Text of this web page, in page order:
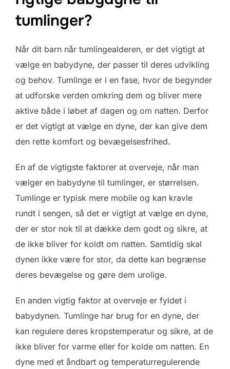
tumlinger?
Når dit barn når tumlingealderen, er det vigtigt at
vælge en babydyne, der passer til deres udvikling
og behov. Tumlinge er i en fase, hvor de begynder
at udforske verden omkring dem og bliver mere
aktive både i løbet af dagen og om natten. Derfor
er det vigtigt at vælge en dyne, der kan give dem
den rette komfort og bevægelsesfrihed.
En af de vigtigste faktorer at overveje, når man
vælger en babydyne til tumlinger, er størrelsen.
Tumlinge er typisk mere mobile og kan kravle
rundt i sengen, så det er vigtigt at vælge en dyne,
der er stor nok til at dække dem godt og sikre, at
de ikke bliver for koldt om natten. Samtidig skal
dynen ikke være for stor, da dette kan begrænse
deres bevægelse og gøre dem urolige.
En anden vigtig faktor at overveje er fyldet i
babydynen. Tumlinge har brug for en dyne, der
kan regulere deres kropstemperatur og sikre, at de
ikke bliver for varme eller for kolde om natten. En
dyne med et åndbart og temperaturregulerende